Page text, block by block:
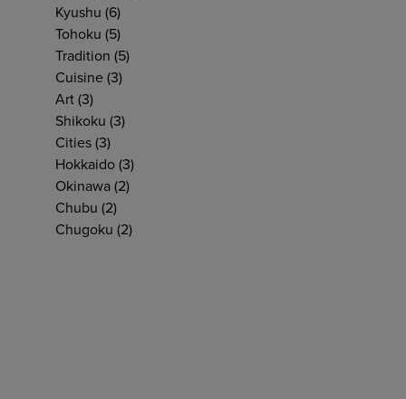
Kyushu (6)
Tohoku (5)
Tradition (5)
Cuisine (3)
Art (3)
Shikoku (3)
Cities (3)
Hokkaido (3)
Okinawa (2)
Chubu (2)
Chugoku (2)